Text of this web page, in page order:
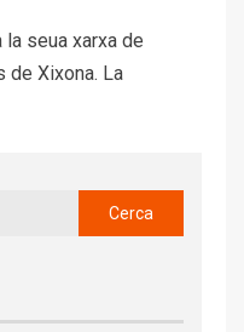
la seua xarxa de
de Xixona. La